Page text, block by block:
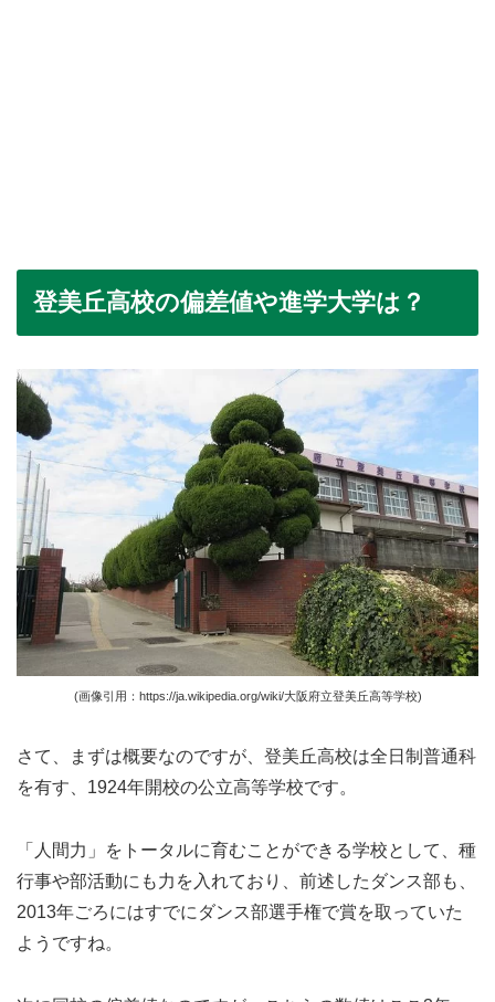
登美丘高校の偏差値や進学大学は？
(画像引用：https://ja.wikipedia.org/wiki/大阪府立登美丘高等学校)
さて、まずは概要なのですが、登美丘高校は全日制普通科
を有す、1924年開校の公立高等学校です。
「人間力」をトータルに育むことができる学校として、種
行事や部活動にも力を入れており、前述したダンス部も、
2013年ごろにはすでにダンス部選手権で賞を取っていた
ようですね。